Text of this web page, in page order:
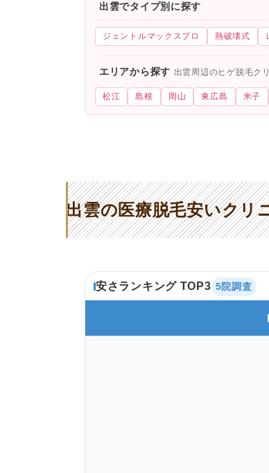
出雲でタイプ別に探す
ジェントルマックスプロ 熱破壊式
エリアから探す 出雲周辺のヒゲ脱毛ク
松江 島根 岡山 東広島 米子
出雲の医療脱毛安いクリ
安さランキング TOP3 5院調査